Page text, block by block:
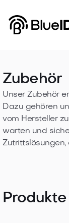
Zubehör
Unser Zubehör
Dazu gehören
vom Hersteller
warten und
Zutrittslösungen,
Produkte